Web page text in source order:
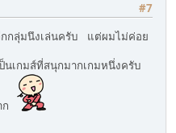
#7
กกลุ่มนึงเล่นครับ แต่ผมไม่ค่อย
เกมส์ที่สนุกมากเกมหนึ่งครับ